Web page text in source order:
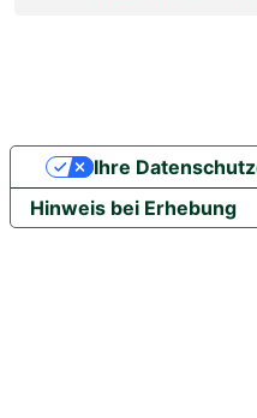
Hinweis bei Erhebung
Ihre